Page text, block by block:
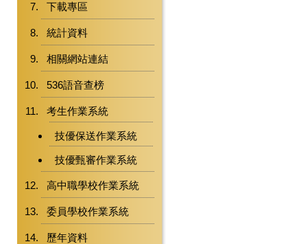
下載專區
統計資料
相關網站連結
536語音查榜
考生作業系統
技優保送作業系統
技優甄審作業系統
高中職學校作業系統
委員學校作業系統
歷年資料